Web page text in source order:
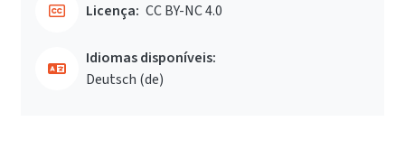
Licença: CC BY-NC 4.0
Idiomas disponíveis:
Deutsch ‎(de)‎